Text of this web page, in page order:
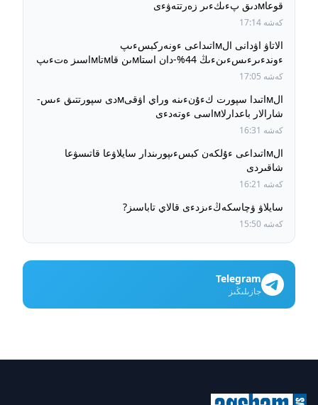
قوعاмدىق پءىكءىر زەرتتەۋءى
كەشە 17:14
الاتاۋ اۋدانى الмاتىداعى ءونەركبسءىپ
ءوندءىرءىسءىنءىڭ 44%-دان استاмىن قاмتاмاسىز ەتءىپ
وتىر
كەشە 17:05
الмاتىدا سپورت كءۇنءىنە وراي اۋقىмدى سپورتتىق ءىس-
شارالار باعدارلاмاسى ءوتەدءى
كەشە 16:31
الмاتىداعى ءۇلكەن كبسءىپورىندار سايلاۋعا قاتىسۋعا
شاقىردى
كەشە 16:21
سايلاۋ ۋچاسكەڭءىزدءى قالاي تاباسىز?
كەشە 15:50
Telegram
جازىلىڭىز